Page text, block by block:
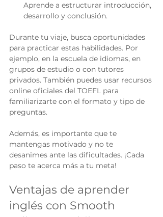
Aprende a estructurar introducción,
desarrollo y conclusión.
Durante tu viaje, busca oportunidades
para practicar estas habilidades. Por
ejemplo, en la escuela de idiomas, en
grupos de estudio o con tutores
privados. También puedes usar recursos
online oficiales del TOEFL para
familiarizarte con el formato y tipo de
preguntas.
Además, es importante que te
mantengas motivado y no te
desanimes ante las dificultades. ¡Cada
paso te acerca más a tu meta!
Ventajas de aprender
inglés con Smooth